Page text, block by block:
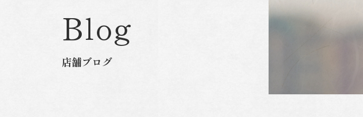
ダイヤモンド
楽器
Blog
店舗ブログ